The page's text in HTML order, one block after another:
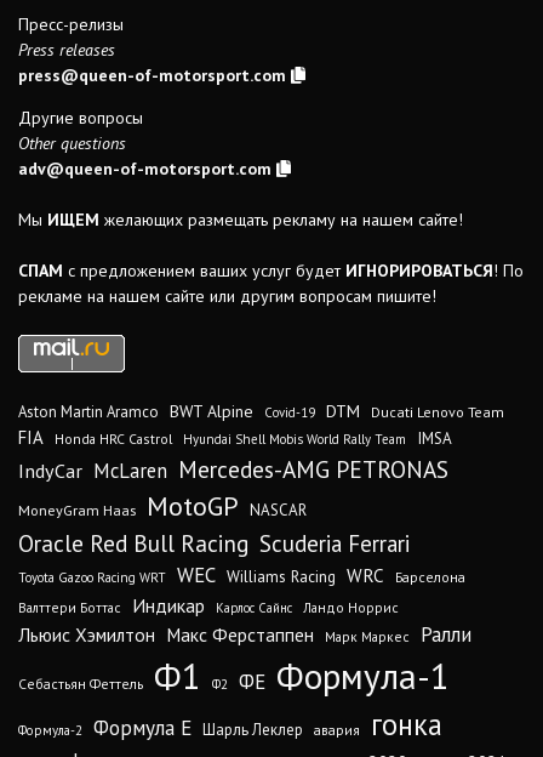
Пресс-релизы
Press releases
press@queen-of-motorsport.com
Другие вопросы
Other questions
adv@queen-of-motorsport.com
Мы ИЩЕМ желающих размещать рекламу на нашем сайте!
СПАМ с предложением ваших услуг будет ИГНОРИРОВАТЬСЯ! По
рекламе на нашем сайте или другим вопросам пишите!
Aston Martin Aramco BWT Alpine Covid-19 DTM Ducati Lenovo Team
FIA Honda HRC Castrol Hyundai Shell Mobis World Rally Team IMSA
IndyCar McLaren Mercedes-AMG PETRONAS
MoneyGram Haas MotoGP NASCAR
Oracle Red Bull Racing Scuderia Ferrari
Toyota Gazoo Racing WRT WEC Williams Racing WRC
Барселона
Валттери Боттас
Индикар Карлос Сайнс Ландо Норрис
Льюис Хэмилтон Макс Ферстаппен Марк Маркес Ралли
Себастьян Феттель Ф1 Ф2 ФЕ Формула-1
Формула-2 Формула Е Шарль Леклер авария гонка